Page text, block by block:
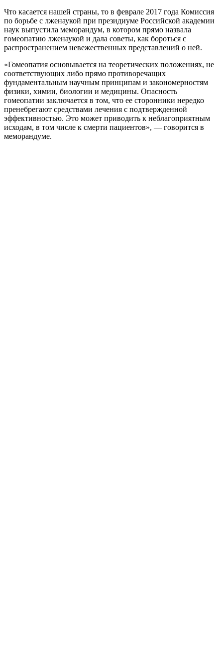
Что касается нашей страны, то в феврале 2017 года Комиссия
по борьбе с лженаукой при президиуме Российской академии
наук выпустила меморандум, в котором прямо назвала
гомеопатию лженаукой и дала советы, как бороться с
распространением невежественных представлений о ней.
«Гомеопатия основывается на теоретических положениях, не
соответствующих либо прямо противоречащих
фундаментальным научным принципам и закономерностям
физики, химии, биологии и медицины. Опасность
гомеопатии заключается в том, что ее сторонники нередко
пренебрегают средствами лечения с подтвержденной
эффективностью. Это может приводить к неблагоприятным
исходам, в том числе к смерти пациентов», — говорится в
меморандуме.